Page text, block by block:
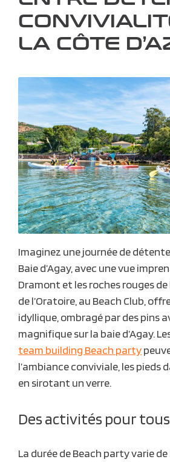
LA CÔTE
Imaginez une journée de
Baie d’Agay, avec une vue
Dramont et les roches rouges de
de l’Oratoire, au Beach Club,
idyllique, ombragé par des pins
magnifique sur la baie d’Agay.
team building Beach party
l’ambiance conviviale, les pieds
en sirotant un verre.
Des activités pour
La durée de Beach party varie de